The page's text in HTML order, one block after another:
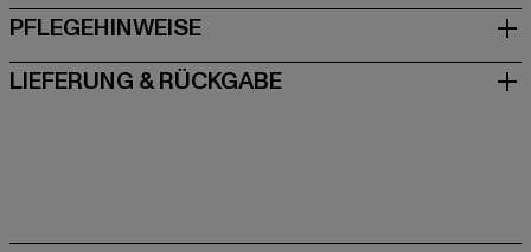
PFLEGEHINWEISE
LIEFERUNG & RÜCKGABE